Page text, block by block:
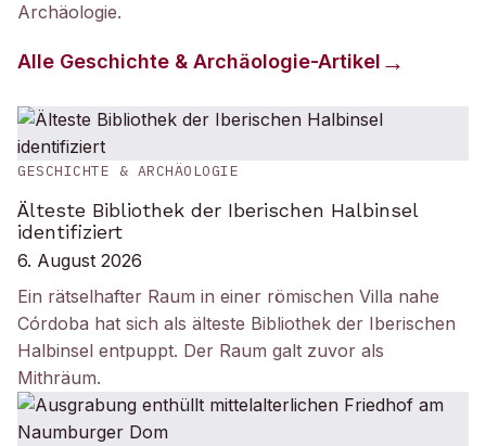
Archäologie.
Alle Geschichte & Archäologie-Artikel
GESCHICHTE & ARCHÄOLOGIE
Älteste Bibliothek der Iberischen Halbinsel
identifiziert
6. August 2026
Ein rätselhafter Raum in einer römischen Villa nahe
Córdoba hat sich als älteste Bibliothek der Iberischen
Halbinsel entpuppt. Der Raum galt zuvor als
Mithräum.